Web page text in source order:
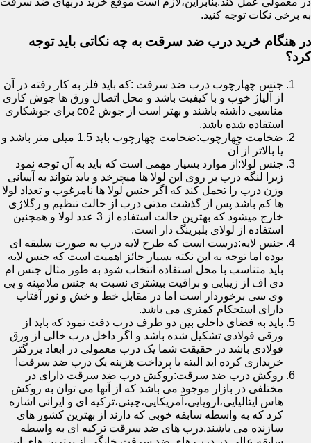
به برخی نکات توجه کنید.
در هنگام خرید درب ضد سرقت به چه نکاتی باید توجه
کرد؟
جنس چهارچوب درب ضد سرقت :که باید فلز به کار رفته در آن
از آلیاژ خوب و با کیفیت باشد و محل اتصال ورق ها جوش کاری
مناسبی داشته باشند و بهتر است از جوش co2 برای جوشکاری
استفاده شده باشد.
ضخامت چهارچوب:ضخامت چهارچوب باید 1.5 میلی متر باشد و
یا بالاتر از آن
جنس لولا:از موارد بسیار مهمی است که باید به آن توجه نمود
زیرا لنگه درب بر روی این لولا ها میچرخد و باید بتواند به آسانی
وزن درب را تحمل کند که اگر جنس لولا ها نامرغوب و تعداد لولا
ها کم باشد پس از گذشت مدتی درب از حالت تنظیم و رگلاژی
خارج میشود که بهترین حالت استفاده از 3 عدد لولا و همچنین
استفاده از لولای بلبرینگ دار است.
جنس لایه:درست است که طرح لایه درب به صورت سلیقه ای
بوده اما توجه به این نکته بسیار حائز اهمیت است که جنس لایه
باید متناسب با محل استفاده انتخاب شود به طور مثال جنس ام
دی اف از زیبایی و براقیت بیشتری نسبت به جنس ملامینه و پی
وی سی برخوردار است اما در مقابل خط و خش و نور آفتاب
دارای استحکام کمتری می باشد.
باید به فضای داخلی بین دو طرف درب دقت نمود که باید از
ورقی فولادی تشکیل شده باشد و اگر داخل درب خالی از ورق
فولادی باشد در حقیقت شما یک درب معمولی در ابعاد بزرگتر
خریداری کرده اید البته با پرداخت هزینه یک درب ضد سرقت!
روکش درب ضد سرقت:روکش درب ضد سرقت دارای در
مختلفی در بازار موجود می باشد که از آنها می توان به روکش
هاس ایتالیایی،اروپایی،آمریکایی،چینی،ترکیه ای و ایرانی اشاره
کرد که به واسطه سابقه خوبی که دارند از بهترین کشور های
سازنده می باشند.درب های ضد سرقت ترکیه ای به واسطه